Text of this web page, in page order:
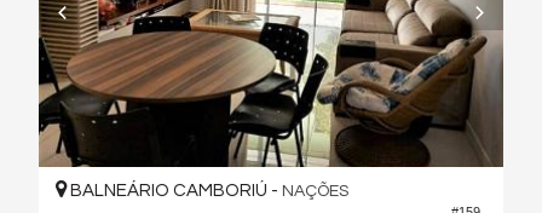
BALNEÁRIO CAMBORIÚ - NAÇÕES